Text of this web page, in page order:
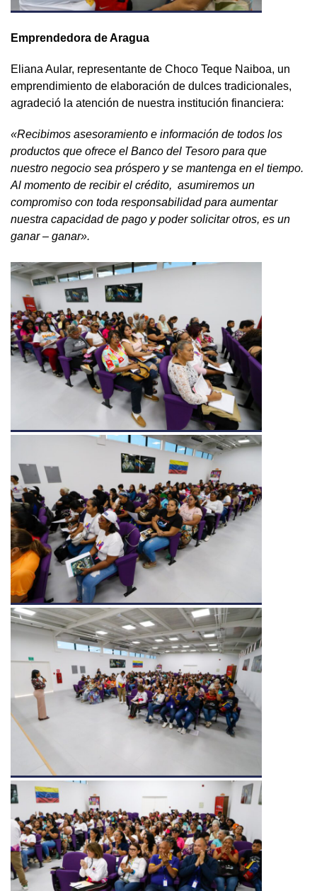
Emprendedora de Aragua
Eliana Aular, representante de Choco Teque Naiboa, un
emprendimiento de elaboración de dulces tradicionales,
agradeció la atención de nuestra institución financiera:
«Recibimos asesoramiento e información de todos los
productos que ofrece el Banco del Tesoro para que
nuestro negocio sea próspero y se mantenga en el tiempo.
Al momento de recibir el crédito, asumiremos un
compromiso con toda responsabilidad para aumentar
nuestra capacidad de pago y poder solicitar otros, es un
ganar – ganar».